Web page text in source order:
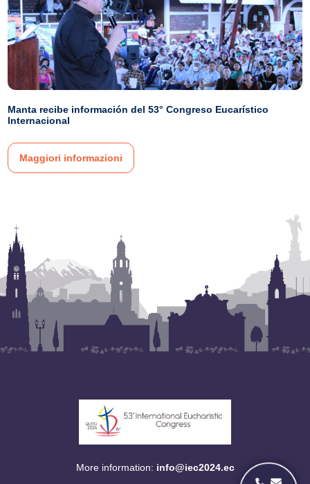
Manta recibe información del 53° Congreso Eucarístico
Internacional
Maggiori informazioni
More information: info@iec2024.ec